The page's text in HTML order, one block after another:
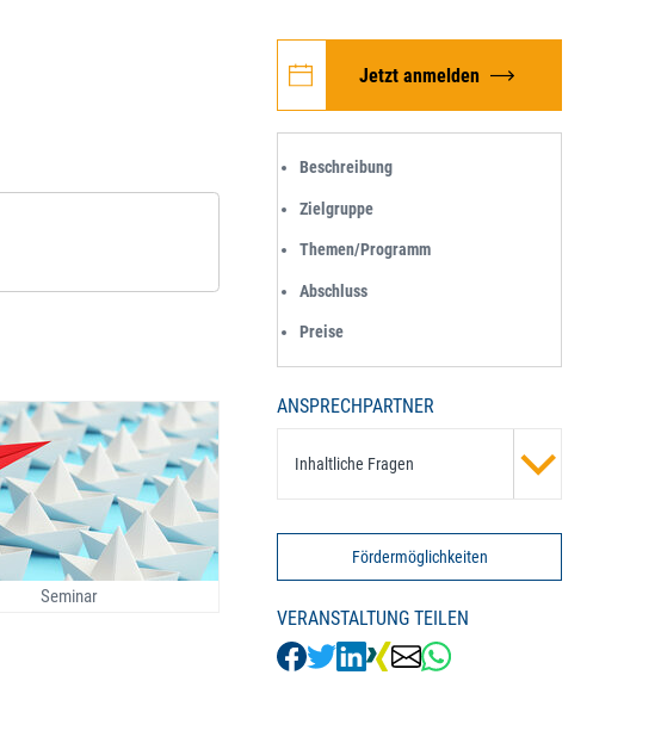
Seminar
Jetzt anmelden
Beschreibung
Zielgruppe
Themen/Programm
Abschluss
Preise
ANSPRECHPARTNER
Inhaltliche Fragen
Fördermöglichkeiten
VERANSTALTUNG TEILEN